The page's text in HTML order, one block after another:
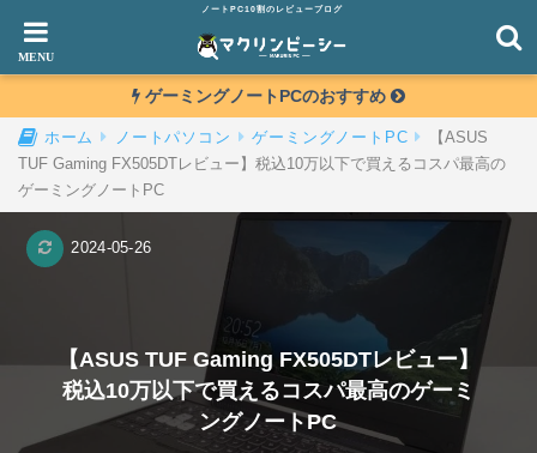
ノートPC10割のレビューブログ
ゲーミングノートPCのおすすめ
ホーム ノートパソコン ゲーミングノートPC
【ASUS
TUF Gaming FX505DTレビュー】税込10万以下で買えるコスパ最高の
ゲーミングノートPC
【ASUS TUF Gaming FX505DTレビュー】
税込10万以下で買えるコスパ最高のゲーミ
ングノートPC
2024-05-26